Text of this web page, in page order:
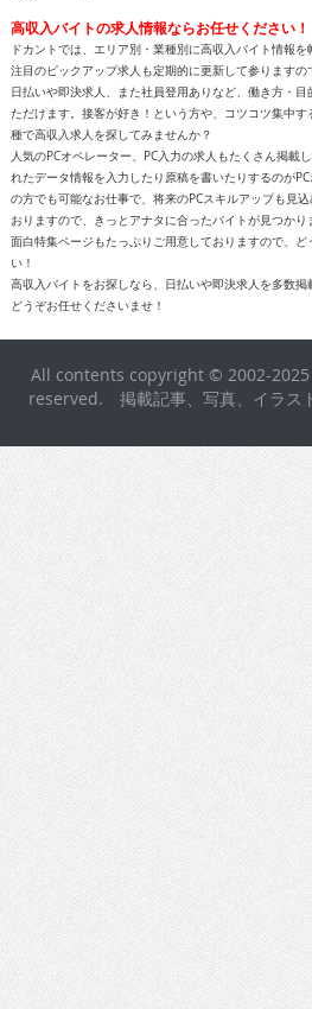
高収入バイトの求人情報ならお任せください！
ドカントでは、エリア別・業種別に高収入バイト情報を
注目のピックアップ求人も定期的に更新して参りますの
日払いや即決求人、また社員登用ありなど、働き方・
ただけます。接客が好き！という方や、コツコツ集中
種で高収入求人を探してみませんか？
人気のPCオペレーター、PC入力の求人もたくさん掲載
れたデータ情報を入力したり原稿を書いたりするのが
の方でも可能なお仕事で、将来のPCスキルアップも見
おりますので、きっとアナタに合ったバイトが見つかり
面白特集ページもたっぷりご用意しておりますので、
い！
高収入バイトをお探しなら、日払いや即決求人を多数
どうぞお任せくださいませ！
All contents copyright © 2002-2025
reserved. 掲載記事、写真、イラス